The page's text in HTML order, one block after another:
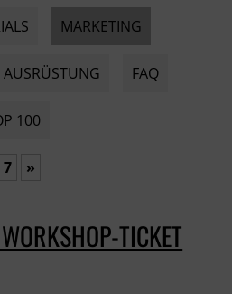
MARKETING
AUSRÜSTUNG FAQ
100
7 »
TICKET